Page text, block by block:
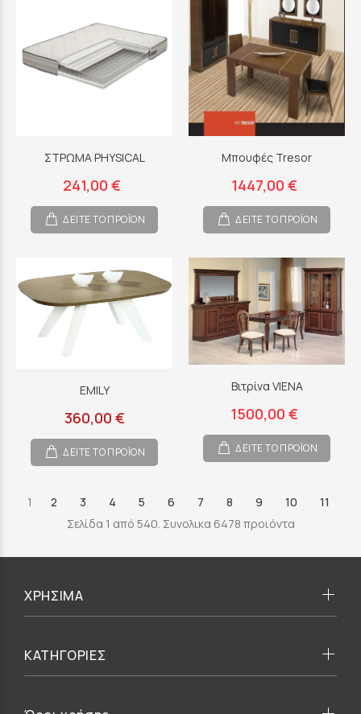
ΣΤΡΩΜΑ PHYSICAL
241,00 €
ΔΕΙΤΕ ΤΟ ΠΡΟΪΟΝ
Μπουφές Tresor
1447,00 €
ΔΕΙΤΕ ΤΟ ΠΡΟΪΟΝ
EMILY
360,00 €
ΔΕΙΤΕ ΤΟ ΠΡΟΪΟΝ
Βιτρίνα VIENA
1500,00 €
ΔΕΙΤΕ ΤΟ ΠΡΟΪΟΝ
1 2 3 4 5 6 7 8 9 10
11
Σελίδα 1 από 540. Συνολικα 6478 προιόντα
ΧΡΗΣΙΜΑ
ΚΑΤΗΓΟΡΙΕΣ